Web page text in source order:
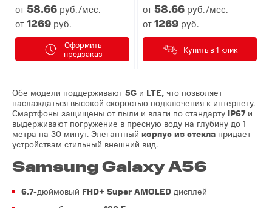
от58.66 руб./мес.
от1269 руб.
Оформить
предзаказ
от58.66 руб./мес.
от1269 руб.
Купить в 1 клик
Обе модели поддерживают 5G и LTE, что позволяет
наслаждаться высокой скоростью подключения к интернету.
Смартфоны защищены от пыли и влаги по стандарту IP67 и
выдерживают погружение в пресную воду на глубину до 1
метра на 30 минут. Элегантный корпус из стекла придает
устройствам стильный внешний вид.
Samsung Galaxy A56
6.7-дюймовый FHD+ Super AMOLED дисплей